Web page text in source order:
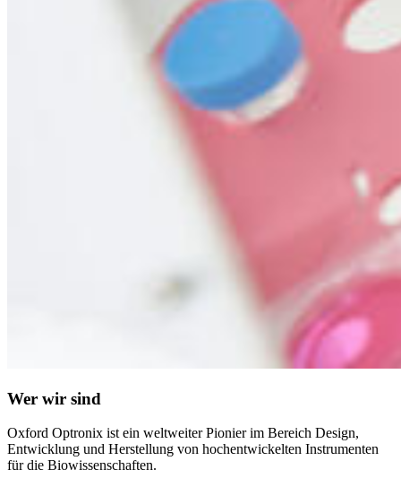
Wer wir sind
Oxford Optronix ist ein weltweiter Pionier im Bereich Design,
Entwicklung und Herstellung von hochentwickelten Instrumenten
für die Biowissenschaften.